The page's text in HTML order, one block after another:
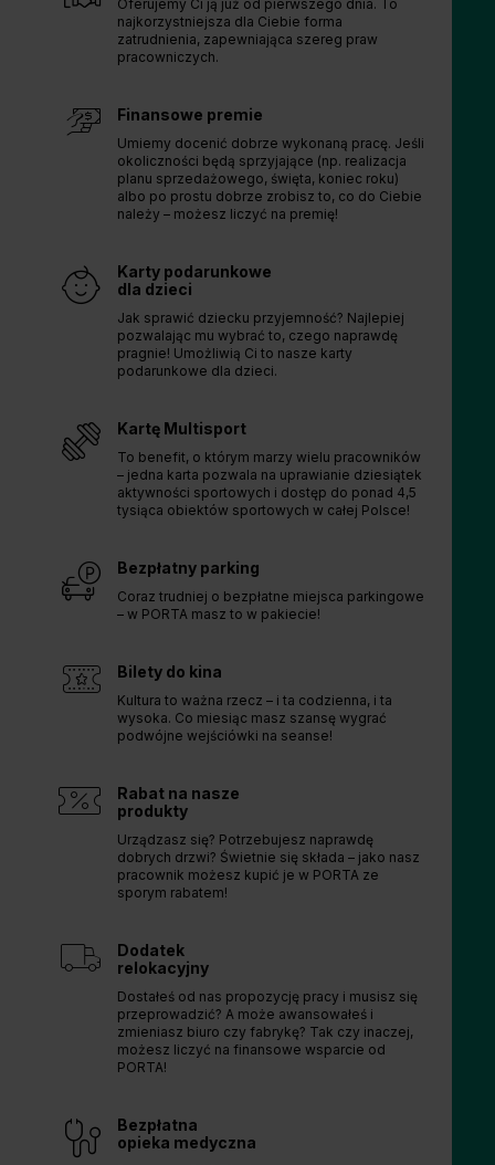
Oferujemy Ci ją już od pierwszego dnia. To
najkorzystniejsza dla Ciebie forma
zatrudnienia, zapewniająca szereg praw
pracowniczych.
Finansowe premie
Umiemy docenić dobrze wykonaną pracę. Jeśli
okoliczności będą sprzyjające (np. realizacja
planu sprzedażowego, święta, koniec roku)
albo po prostu dobrze zrobisz to, co do Ciebie
należy – możesz liczyć na premię!
Karty podarunkowe
dla dzieci
Jak sprawić dziecku przyjemność? Najlepiej
pozwalając mu wybrać to, czego naprawdę
pragnie! Umożliwią Ci to nasze karty
podarunkowe dla dzieci.
Kartę Multisport
To benefit, o którym marzy wielu pracowników
– jedna karta pozwala na uprawianie dziesiątek
aktywności sportowych i dostęp do ponad 4,5
tysiąca obiektów sportowych w całej Polsce!
Bezpłatny parking
Coraz trudniej o bezpłatne miejsca parkingowe
– w PORTA masz to w pakiecie!
Bilety do kina
Kultura to ważna rzecz – i ta codzienna, i ta
wysoka. Co miesiąc masz szansę wygrać
podwójne wejściówki na seanse!
Rabat na nasze
produkty
Urządzasz się? Potrzebujesz naprawdę
dobrych drzwi? Świetnie się składa – jako nasz
pracownik możesz kupić je w PORTA ze
sporym rabatem!
Dodatek
relokacyjny
Dostałeś od nas propozycję pracy i musisz się
przeprowadzić? A może awansowałeś i
zmieniasz biuro czy fabrykę? Tak czy inaczej,
możesz liczyć na finansowe wsparcie od
PORTA!
Bezpłatna
opieka medyczna